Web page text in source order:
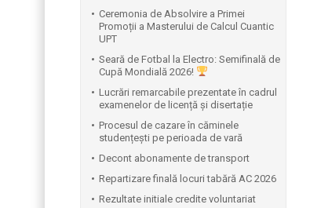
Ceremonia de Absolvire a Primei
Promoții a Masterului de Calcul Cuantic
UPT
⁠Seară de Fotbal la Electro: Semifinală de
Cupă Mondială 2026!
Lucrări remarcabile prezentate în cadrul
examenelor de licență și disertație
Procesul de cazare în căminele
studențești pe perioada de vară
Decont abonamente de transport
Repartizare finală locuri tabără AC 2026
Rezultate initiale credite voluntariat